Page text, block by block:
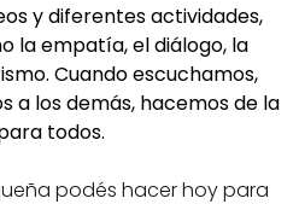
y diferentes actividades,
la empatía, el diálogo, la
Cuando escuchamos,
a los demás, hacemos de la
todos.
podés hacer hoy para